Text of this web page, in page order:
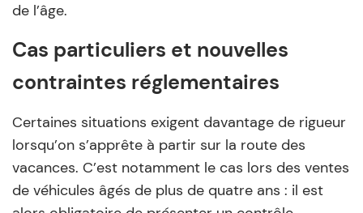
de l’âge.
Cas particuliers et nouvelles
contraintes réglementaires
Certaines situations exigent davantage de rigueur
lorsqu’on s’apprête à partir sur la route des
vacances. C’est notamment le cas lors des ventes
de véhicules âgés de plus de quatre ans : il est